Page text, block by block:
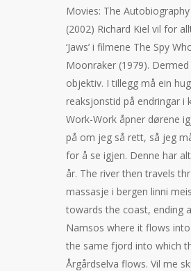
Movies: The Autobiography
(2002) Richard Kiel vil for
‘Jaws’ i filmene The Spy
Moonraker (1979).
objektiv. I tillegg må ein
reaksjonstid på endringar i
Work-Work åpner dørene
på om jeg så rett, så jeg
for å se igjen. Denne har
år. The river then travels
massasje i bergen linni
towards the coast, ending
Namsos where it flows
the same fjord into which
Årgårdselva flows. Vil me